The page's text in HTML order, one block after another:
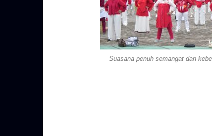
Suasana penuh semangat dan